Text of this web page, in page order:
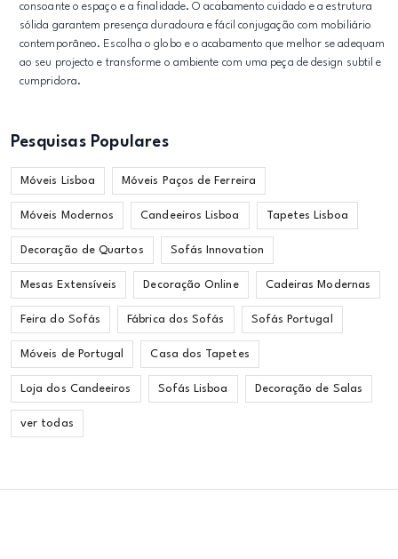
consoante o espaço e a finalidade. O acabamento cuidado e a estrutura
sólida garantem presença duradoura e fácil conjugação com mobiliário
contemporâneo. Escolha o globo e o acabamento que melhor se adequam
ao seu projecto e transforme o ambiente com uma peça de design subtil e
cumpridora.
Pesquisas Populares
Móveis Lisboa Móveis Paços de Ferreira
Móveis Modernos Candeeiros Lisboa Tapetes Lisboa
Decoração de Quartos Sofás Innovation
Mesas Extensíveis Decoração Online Cadeiras Modernas
Feira do Sofás Fábrica dos Sofás Sofás Portugal
Móveis de Portugal Casa dos Tapetes
Loja dos Candeeiros Sofás Lisboa Decoração de Salas
ver todas